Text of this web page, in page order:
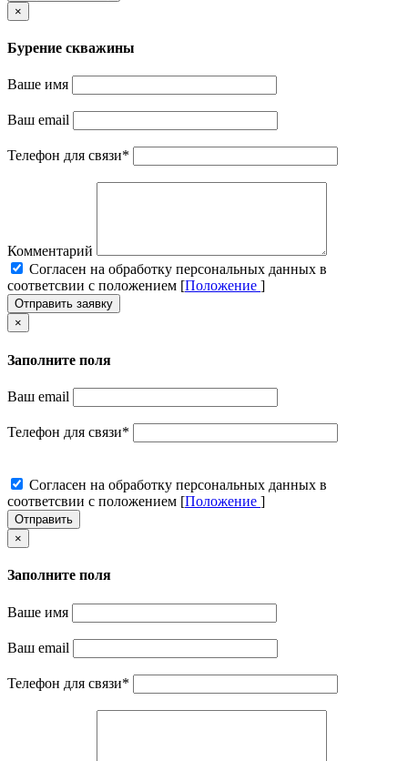
×
Бурение скважины
Ваше имя
Ваш email
Телефон для связи*
Комментарий
Cогласен на обработку персональных данных в
соответсвии с положением [Положение ]
Отправить заявку
×
Заполните поля
Ваш email
Телефон для связи*
Cогласен на обработку персональных данных в
соответсвии с положением [Положение ]
Отправить
×
Заполните поля
Ваше имя
Ваш email
Телефон для связи*